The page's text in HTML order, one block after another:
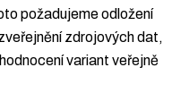
požadujeme odložení
zdrojových dat,
variant veřejně